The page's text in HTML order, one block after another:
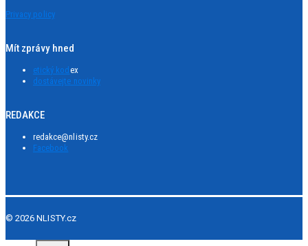
Privacy policy
Mít zprávy hned
etický kod ex
dostávejte novinky
REDAKCE
redakce@nlisty.cz
Facebook
© 2026 NLISTY.cz